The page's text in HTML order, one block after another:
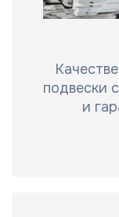
подвески
и